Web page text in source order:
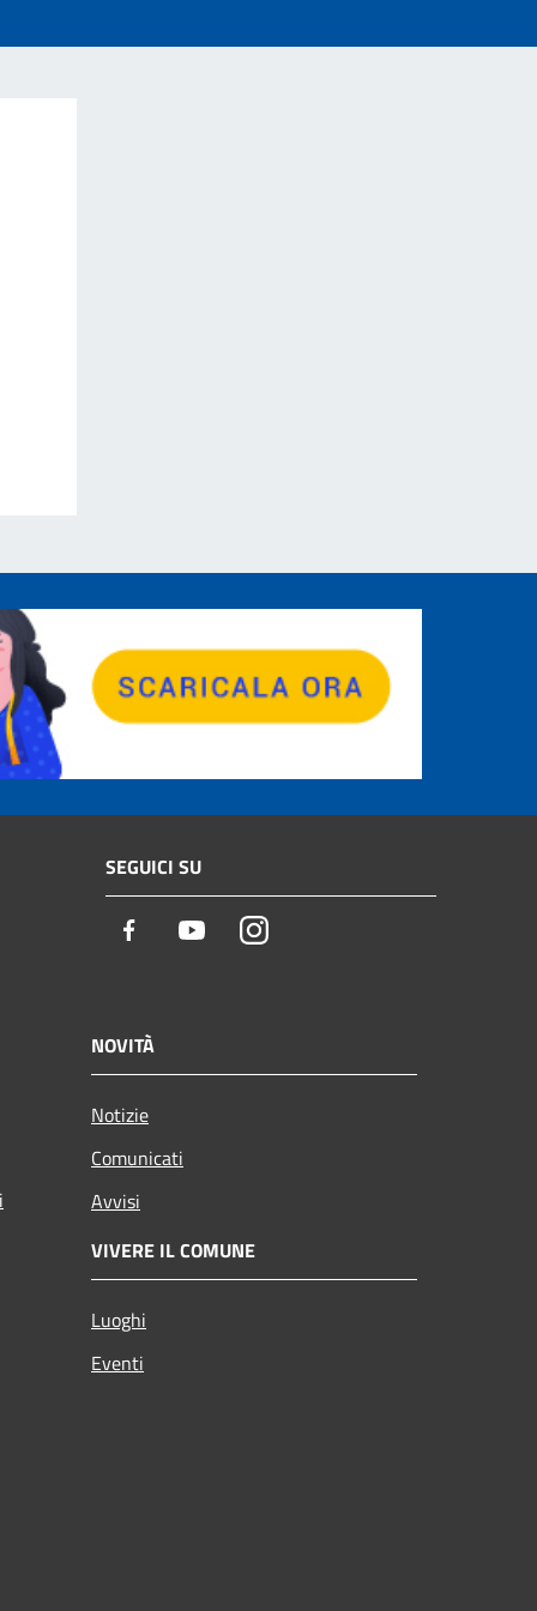
SEGUICI SU
Facebook YoutubeInstagram
NOVITÀ
Notizie
Comunicati
Avvisi
VIVERE IL COMUNE
Luoghi
Eventi